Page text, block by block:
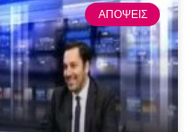
ΑΠΟΨΕΙΣ